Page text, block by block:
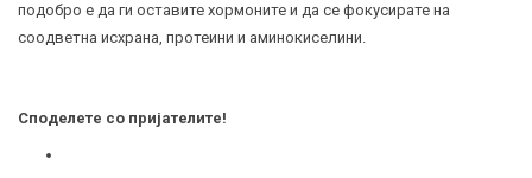
подобро е да ги оставите хормоните и да се фокусирате на
соодветна исхрана, протеини и аминокиселини.
Споделете со пријателите!